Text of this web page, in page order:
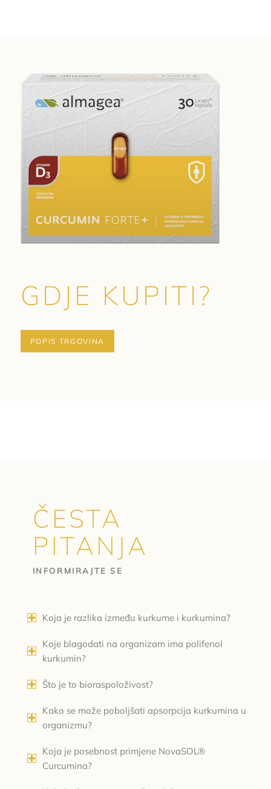
GDJE KUPITI?
POPIS TRGOVINA
ČESTA
PITANJA
INFORMIRAJTE SE
Koja je razlika između kurkume i kurkumina?
Koje blagodati na organizam ima polifenol
kurkumin?
Što je to bioraspoloživost?
Kako se može poboljšati apsorpcija kurkumina u
organizmu?
Koja je posebnost primjene NovaSOL®
Curcumina?